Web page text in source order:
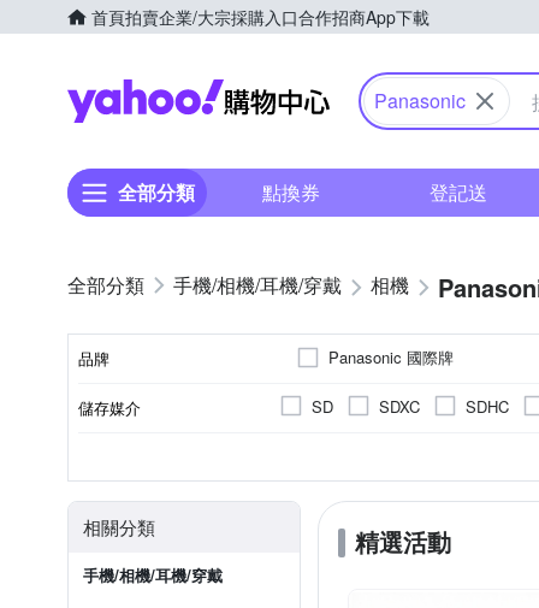
首頁拍賣企業/大宗採購入口合作招商App下載
Yahoo購物中心
Panasonic
全部分類 點換券 登記送
手機/相機/耳機/穿戴 相機
品牌 Panasonic 國際牌
儲存媒介 SD SDXC SDHC
相關分類
手機/相機/耳機/穿戴
精選活動